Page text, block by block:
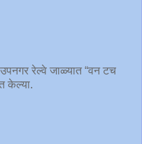
रेल्वे जाळ्यात “वन टच
केल्या.